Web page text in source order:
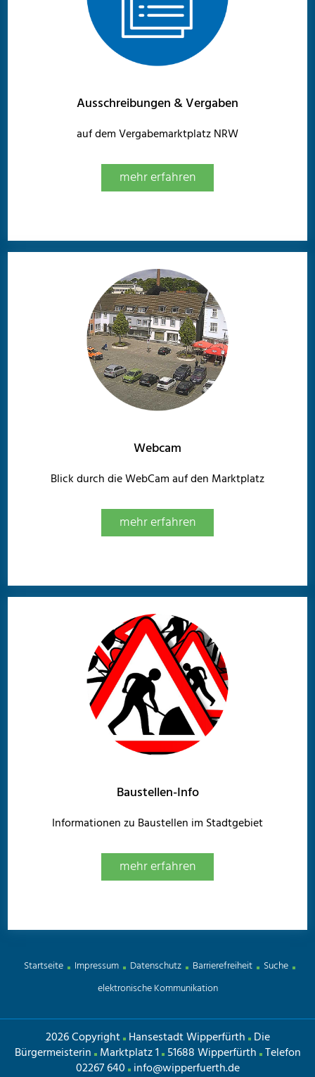
Ausschreibungen & Vergaben
auf dem Vergabemarktplatz NRW
mehr erfahren
Webcam
Blick durch die WebCam auf den Marktplatz
mehr erfahren
Baustellen-Info
Informationen zu Baustellen im Stadtgebiet
mehr erfahren
Startseite Impressum Datenschutz Barrierefreiheit
Suche
elektronische Kommunikation
2026 Copyright Hansestadt Wipperfürth Die
Bürgermeisterin Marktplatz 1 51688 Wipperfürth Telefon
02267 640 info@wipperfuerth.de